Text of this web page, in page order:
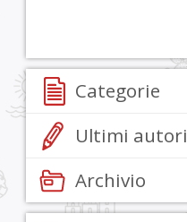
Categorie
Ultimi autori
Archivio